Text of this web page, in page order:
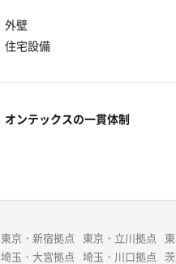
外壁
住宅設備
オンテックスの一貫体制
東京・新宿拠点 東京・立川拠点
埼玉・大宮拠点 埼玉・川口拠点